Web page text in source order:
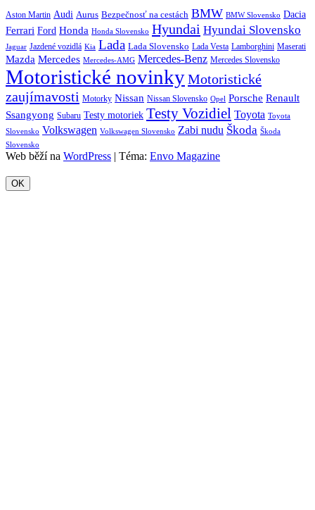
Aston Martin Audi Aurus Bezpečnosť na cestách BMW BMW Slovensko Dacia
Ferrari Ford Honda Honda Slovensko Hyundai Hyundai Slovensko
Jaguar Jazdené vozidlá Kia Lada Lada Slovensko Lada Vesta Lamborghini Maserati
Mazda Mercedes Mercedes-AMG Mercedes-Benz Mercedes Slovensko
Motoristické novinkyMotoristické
zaujímavosti Motorky Nissan Nissan Slovensko Opel Porsche Renault
Ssangyong Subaru Testy motoriek Testy Vozidiel Toyota Toyota
Slovensko Volkswagen Volkswagen Slovensko Zabi nudu Škoda Škoda
Slovensko
Web běží na WordPress | Téma: Envo Magazine
OK